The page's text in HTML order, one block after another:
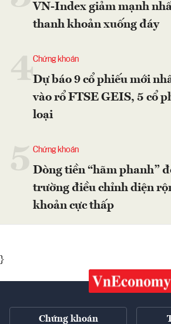
VN-Index giảm mạnh
thanh khoản xuống đáy
4Chứng khoán
Dự báo 9 cổ phiếu mới
vào rổ FTSE GEIS, 5 cổ
loại
Chứng khoán
Dòng tiền “hãm phanh”
trường điều chỉnh diện
khoản cực thấp
}
Chứng khoán